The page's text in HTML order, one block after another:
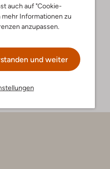
auch auf "Cookie-
mehr Informationen zu
anzupassen.
und weiter